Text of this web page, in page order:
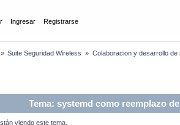
Ingresar Registrarse
» Suite Seguridad Wireless » Colaboracion y desarrollo de
Tema: systemd como reemplazo
viendo este tema.